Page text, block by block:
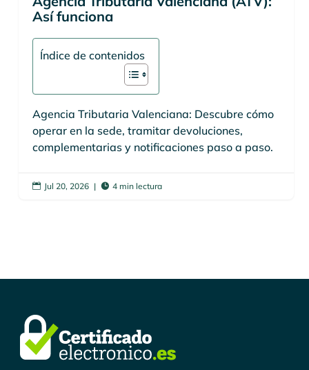
Así funciona
Índice de contenidos
Agencia Tributaria Valenciana: Descubre cómo
operar en la sede, tramitar devoluciones,
complementarias y notificaciones paso a paso.
 Jul 20, 2026 |  4 min lectura